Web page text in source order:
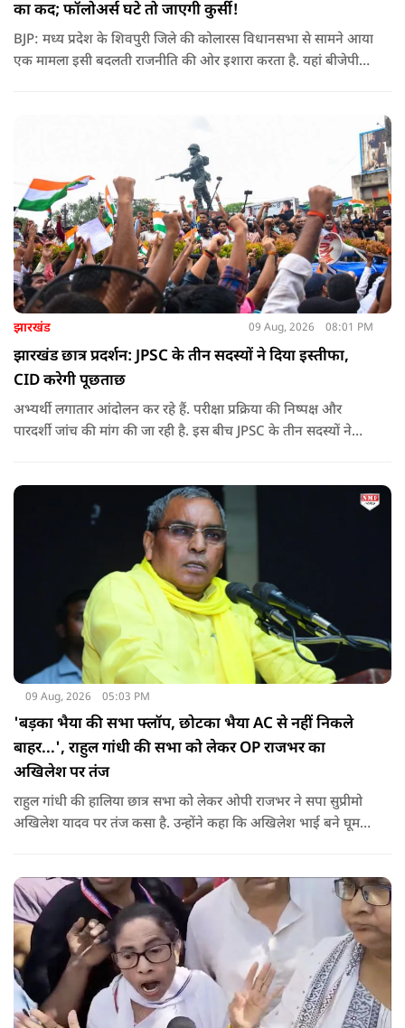
का कद; फॉलोअर्स घटे तो जाएगी कुर्सी!
BJP: मध्य प्रदेश के शिवपुरी जिले की कोलारस विधानसभा से सामने आया
एक मामला इसी बदलती राजनीति की ओर इशारा करता है. यहां बीजेपी
झारखंड 09 Aug, 2026 08:01 PM
झारखंड छात्र प्रदर्शन: JPSC के तीन सदस्यों ने दिया इस्तीफा,
CID करेगी पूछताछ
अभ्यर्थी लगातार आंदोलन कर रहे हैं. परीक्षा प्रक्रिया की निष्पक्ष और
पारदर्शी जांच की मांग की जा रही है. इस बीच JPSC के तीन सदस्यों ने
09 Aug, 2026 05:03 PM
'बड़का भैया की सभा फ्लॉप, छोटका भैया AC से नहीं निकले
बाहर...', राहुल गांधी की सभा को लेकर OP राजभर का
अखिलेश पर तंज
राहुल गांधी की हालिया छात्र सभा को लेकर ओपी राजभर ने सपा सुप्रीमो
अखिलेश यादव पर तंज कसा है. उन्होंने कहा कि अखिलेश भाई बने घूम